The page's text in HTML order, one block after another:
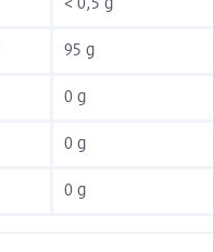
< 0,5 g
95 g
0 g
0 g
0 g